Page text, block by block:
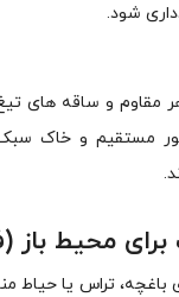
شود.
مقاوم و ساقه‌ های
مستقیم و خاک سبک
محیط باز
باغچه، تراس یا حیاط